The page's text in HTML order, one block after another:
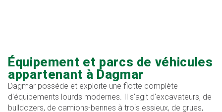
Équipement et parcs de véhicules
appartenant à Dagmar
Dagmar possède et exploite une flotte complète
d'équipements lourds modernes. Il s'agit d'excavateurs, de
bulldozers, de camions-bennes à trois essieux, de grues,